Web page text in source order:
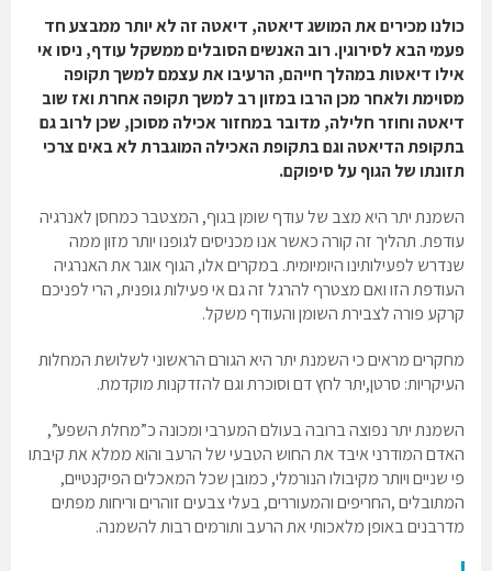
כולנו מכירים את המושג דיאטה, דיאטה זה לא יותר ממבצע חד
פעמי הבא לסירוגין. רוב האנשים הסובלים ממשקל עודף, ניסו אי
אילו דיאטות במהלך חייהם, הרעיבו את עצמם למשך תקופה
מסוימת ולאחר מכן הרבו במזון רב למשך תקופה אחרת ואז שוב
דיאטה וחוזר חלילה, מדובר במחזור אכילה מסוכן, שכן לרוב גם
בתקופת הדיאטה וגם בתקופת האכילה המוגברת לא באים צרכי
תזונתו של הגוף על סיפוקם.
השמנת יתר היא מצב של עודף שומן בגוף, המצטבר כמחסן לאנרגיה
עודפת. תהליך זה קורה כאשר אנו מכניסים לגופנו יותר מזון ממה
שנדרש לפעילותינו היומיומית. במקרים אלו, הגוף אוגר את האנרגיה
העודפת הזו ואם מצטרף להרגל זה גם אי פעילות גופנית, הרי לפניכם
קרקע פורה לצבירת השומן והעודף משקל.
מחקרים מראים כי השמנת יתר היא הגורם הראשוני לשלושת המחלות
העיקריות: סרטן,יתר לחץ דם וסוכרת וגם להזדקנות מוקדמת.
השמנת יתר נפוצה ברובה בעולם המערבי ומכונה כ”מחלת השפע”,
האדם המודרני איבד את החוש הטבעי של הרעב והוא ממלא את קיבתו
פי שניים ויותר מקיבולו הנורמלי, כמובן שכל המאכלים הפיקנטיים,
המתובלים ,החריפים והמעוררים, בעלי צבעים זוהרים וריחות מפתים
מדרבנים באופן מלאכותי את הרעב ותורמים רבות להשמנה.